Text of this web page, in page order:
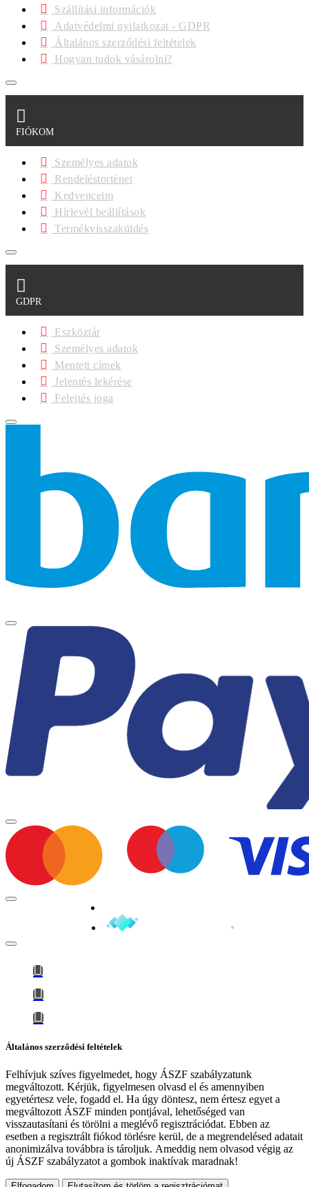
Szállítási információk
Adatvédelmi nyilatkozat - GDPR
Általános szerződési feltételek
Hogyan tudok vásárolni?
FIÓKOM
Személyes adatok
Rendeléstörténet
Kedvenceim
Hírlevél beállítások
Termékvisszaküldés
GDPR
Eszköztár
Személyes adatok
Mentett címek
Jelentés lekérése
Felejtés joga
Általános szerződési feltételek
Felhívjuk szíves figyelmedet, hogy ÁSZF szabályzatunk
megváltozott. Kérjük, figyelmesen olvasd el és amennyiben
egyetértesz vele, fogadd el. Ha úgy döntesz, nem értesz egyet a
megváltozott ÁSZF minden pontjával, lehetőséged van
visszautasítani és törölni a meglévő regisztrációdat. Ebben az
esetben a regisztrált fiókod törlésre kerül, de a megrendelésed adatait
anonimizálva továbbra is tároljuk. Ameddig nem olvasod végig az
új ÁSZF szabályzatot a gombok inaktívak maradnak!